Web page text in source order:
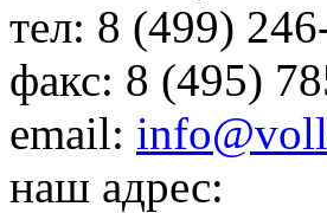
тел: 8 (499)
факс: 8 (495)
email:
наш адрес: